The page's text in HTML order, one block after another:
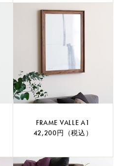
FRAME VALLE A1
42,200円（税込）